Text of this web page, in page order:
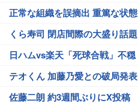
正常な組織を誤摘出 重篤な状態
くら寿司 閉店間際の大盛り話題
日ハムvs楽天「死球合戦」不穏
テオくん 加藤乃愛との破局発表
佐藤二朗 約3週間ぶりにX投稿